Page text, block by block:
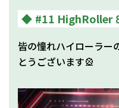
#11 HighRoller
皆の憧れハイローラー
とうございます🎡